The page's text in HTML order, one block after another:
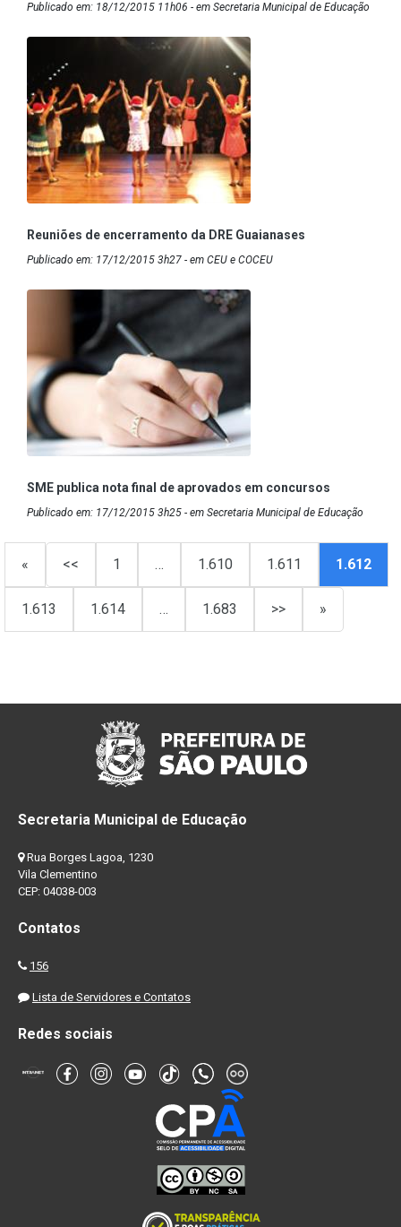
Publicado em: 18/12/2015 11h06 - em Secretaria Municipal de Educação
Reuniões de encerramento da DRE Guaianases
Publicado em: 17/12/2015 3h27 - em CEU e COCEU
SME publica nota final de aprovados em concursos
Publicado em: 17/12/2015 3h25 - em Secretaria Municipal de Educação
« << 1 … 1.610 1.611 1.612
1.613 1.614 … 1.683 >> »
Secretaria Municipal de Educação
Rua Borges Lagoa, 1230
Vila Clementino
CEP: 04038-003
Contatos
156
Lista de Servidores e Contatos
Redes sociais